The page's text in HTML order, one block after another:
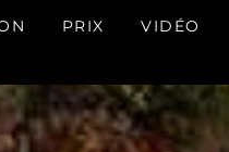
PRIX VIDÉO